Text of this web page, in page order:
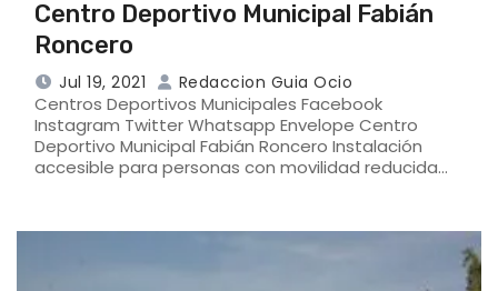
Centro Deportivo Municipal Fabián
Roncero
Jul 19, 2021 Redaccion Guia Ocio
Centros Deportivos Municipales Facebook
Instagram Twitter Whatsapp Envelope Centro
Deportivo Municipal Fabián Roncero Instalación
accesible para personas con movilidad reducida…